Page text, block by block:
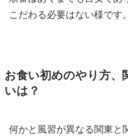
こだわる必要はない様です。
お食い初めのやり方、
いは？
何かと風習が異なる関東と